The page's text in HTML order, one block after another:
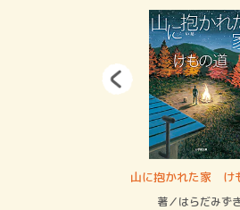
山に抱かれた家 け
著／はらだみず